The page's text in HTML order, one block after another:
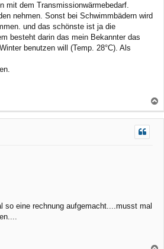
mit dem Transmissionwärmebedarf.
nehmen. Sonst bei Schwimmbädern wird
und das schönste ist ja die
besteht darin das mein Bekannter das
benutzen will (Temp. 28°C). Als
a
so eine rechnung aufgemacht....musst mal